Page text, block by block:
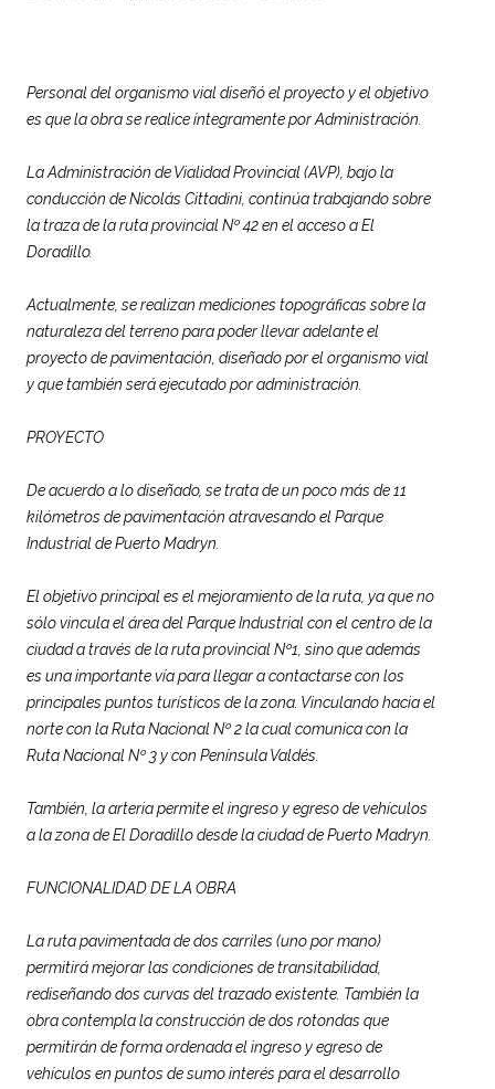
Personal del organismo vial diseñó el proyecto y el objetivo
es que la obra se realice íntegramente por Administración.
La Administración de Vialidad Provincial (AVP), bajo la
conducción de Nicolás Cittadini, continúa trabajando sobre
la traza de la ruta provincial Nº 42 en el acceso a El
Doradillo.
Actualmente, se realizan mediciones topográficas sobre la
naturaleza del terreno para poder llevar adelante el
proyecto de pavimentación, diseñado por el organismo vial
y que también será ejecutado por administración.
PROYECTO
De acuerdo a lo diseñado, se trata de un poco más de 11
kilómetros de pavimentación atravesando el Parque
Industrial de Puerto Madryn.
El objetivo principal es el mejoramiento de la ruta, ya que no
sólo vincula el área del Parque Industrial con el centro de la
ciudad a través de la ruta provincial Nº1, sino que además
es una importante vía para llegar a contactarse con los
principales puntos turísticos de la zona. Vinculando hacia el
norte con la Ruta Nacional Nº 2 la cual comunica con la
Ruta Nacional Nº 3 y con Península Valdés.
También, la arteria permite el ingreso y egreso de vehículos
a la zona de El Doradillo desde la ciudad de Puerto Madryn.
FUNCIONALIDAD DE LA OBRA
La ruta pavimentada de dos carriles (uno por mano)
permitirá mejorar las condiciones de transitabilidad,
rediseñando dos curvas del trazado existente. También la
obra contempla la construcción de dos rotondas que
permitirán de forma ordenada el ingreso y egreso de
vehículos en puntos de sumo interés para el desarrollo